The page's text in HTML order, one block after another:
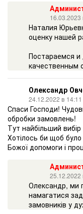
16.03.2023
Наталия
оценку нашей
Постараемся
качественным
Олександр
24.12.2022 в 14:11
Спаси Господи!
обробки замовлень!
Тут найбільший вибір
Хотілось би щоб
Божої допомоги і
25.12.2022
Олександр, ми
намагатися
замовників у